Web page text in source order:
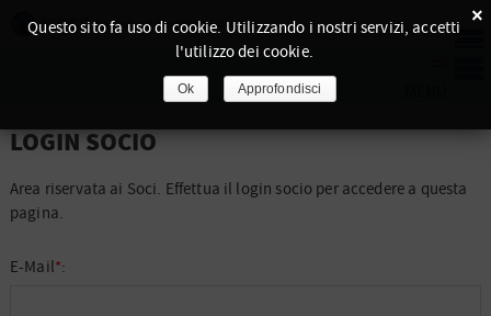
LOGIN SOCIO
Area riservata ai Soci. Effettua il login socio per accedere a questa
pagina.
E-Mail*:
×
Questo sito fa uso di cookie. Utilizzando i nostri servizi, accetti
l'utilizzo dei cookie.
Ok Approfondisci